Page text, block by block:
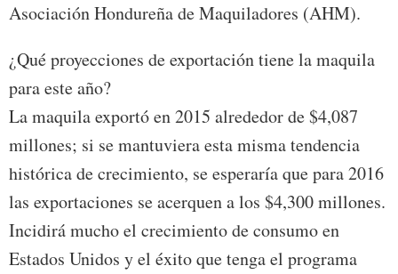
Asociación Hondureña de Maquiladores (AHM).
¿Qué proyecciones de exportación tiene la maquila
para este año?
La maquila exportó en 2015 alrededor de $4,087
millones; si se mantuviera esta misma tendencia
histórica de crecimiento, se esperaría que para 2016
las exportaciones se acerquen a los $4,300 millones.
Incidirá mucho el crecimiento de consumo en
Estados Unidos y el éxito que tenga el programa